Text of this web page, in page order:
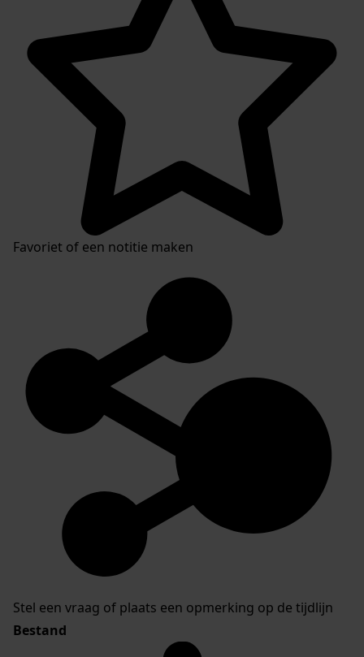
Favoriet of een notitie maken
Stel een vraag of plaats een opmerking op de tijdlijn
Bestand